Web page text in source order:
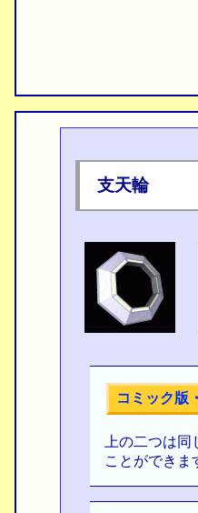
支天輪
コミック版
上の二つは
ことができ